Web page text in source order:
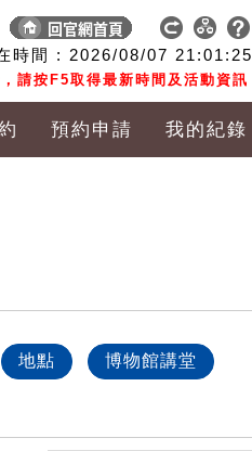
時間 : 2026/08/07 21:01:25
請按F5取得最新時間及活動資訊
預約申請 我的紀錄
地點 博物館講堂